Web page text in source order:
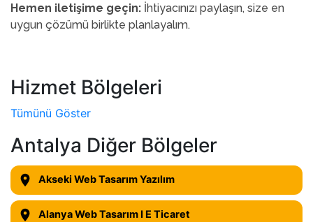
Hemen iletişime geçin: İhtiyacınızı paylaşın, size en
uygun çözümü birlikte planlayalım.
Hizmet Bölgeleri
Tümünü Göster
Antalya Diğer Bölgeler
Akseki Web Tasarım Yazılım
Alanya Web Tasarım I E Ticaret